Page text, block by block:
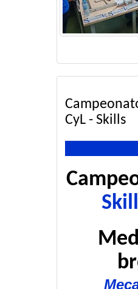
CyL - Skills